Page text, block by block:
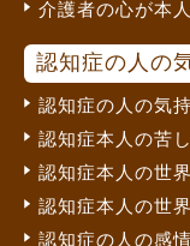
介護者の心が本
認知症の人の
認知症の人の気
認知症本人の苦
認知症本人の世
認知症本人の世
認知症の人の感